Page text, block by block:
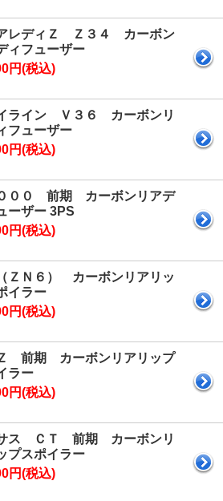
レディＺ Ｚ３４ カーボン
ィフューザー
円(税込)
ライン Ｖ３６ カーボンリ
フューザー
円(税込)
００ 前期 カーボンリアデ
ーザー 3PS
円(税込)
ＺＮ６） カーボンリアリッ
イラー
円(税込)
前期 カーボンリアリップ
ラー
円(税込)
ス ＣＴ 前期 カーボンリ
プスポイラー
円(税込)